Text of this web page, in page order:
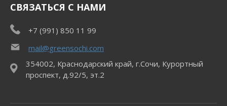
СВЯЗАТЬСЯ С НАМИ
+7 (991) 850 11 99
mail@greensochi.com
354002, Краснодарский край, г.Сочи, Курортный
проспект, д.92/5, эт.2